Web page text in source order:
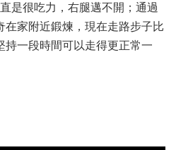
是很吃力，右腿邁不開；通過
在家附近鍛煉，現在走路步子比
持一段時間可以走得更正常一